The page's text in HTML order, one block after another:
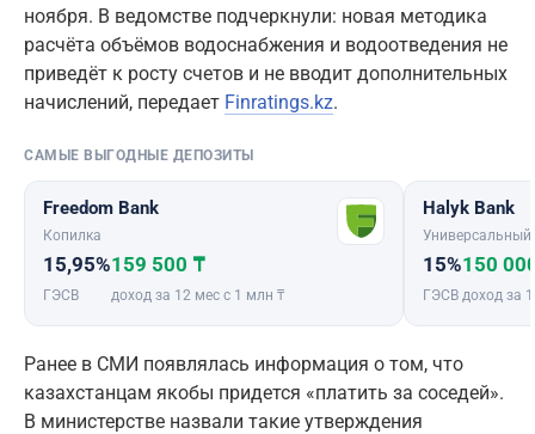
ноября. В ведомстве подчеркнули: новая методика
расчёта объёмов водоснабжения и водоотведения не
приведёт к росту счетов и не вводит дополнительных
начислений, передает Finratings.kz.
САМЫЕ ВЫГОДНЫЕ ДЕПОЗИТЫ
Freedom Bank
Копилка
15,95%
ГЭСВ
159 500 ₸
доход за 12 мес с 1 млн ₸
Halyk Bank
Универсальный
15%
ГЭСВ
150
доход за
Ранее в СМИ появлялась информация о том, что
казахстанцам якобы придется «платить за соседей».
В министерстве назвали такие утверждения